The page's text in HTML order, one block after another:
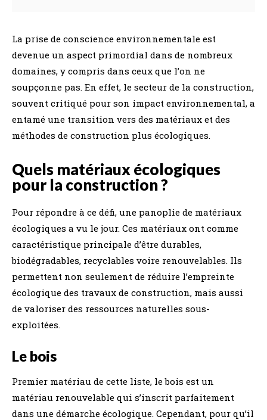
La prise de conscience environnementale est
devenue un aspect primordial dans de nombreux
domaines, y compris dans ceux que l’on ne
soupçonne pas. En effet, le secteur de la construction,
souvent critiqué pour son impact environnemental, a
entamé une transition vers des matériaux et des
méthodes de construction plus écologiques.
Quels matériaux écologiques
pour la construction ?
Pour répondre à ce défi, une panoplie de matériaux
écologiques a vu le jour. Ces matériaux ont comme
caractéristique principale d’être durables,
biodégradables, recyclables voire renouvelables. Ils
permettent non seulement de réduire l’empreinte
écologique des travaux de construction, mais aussi
de valoriser des ressources naturelles sous-
exploitées.
Le bois
Premier matériau de cette liste, le bois est un
matériau renouvelable qui s’inscrit parfaitement
dans une démarche écologique. Cependant, pour qu’il